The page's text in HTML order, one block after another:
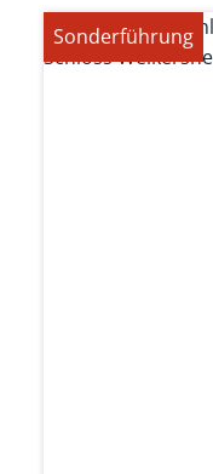
Sonderführung